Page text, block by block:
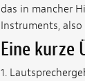
das in mancher
Instruments, also
Eine kurze
1.